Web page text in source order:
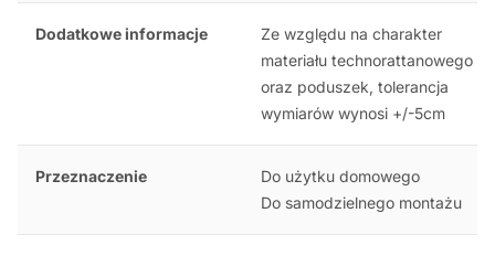
Dodatkowe informacje
Ze względu na charakter
materiału technorattanowego
oraz poduszek, tolerancja
wymiarów wynosi +/-5cm
Przeznaczenie
Do użytku domowego
Do samodzielnego montażu